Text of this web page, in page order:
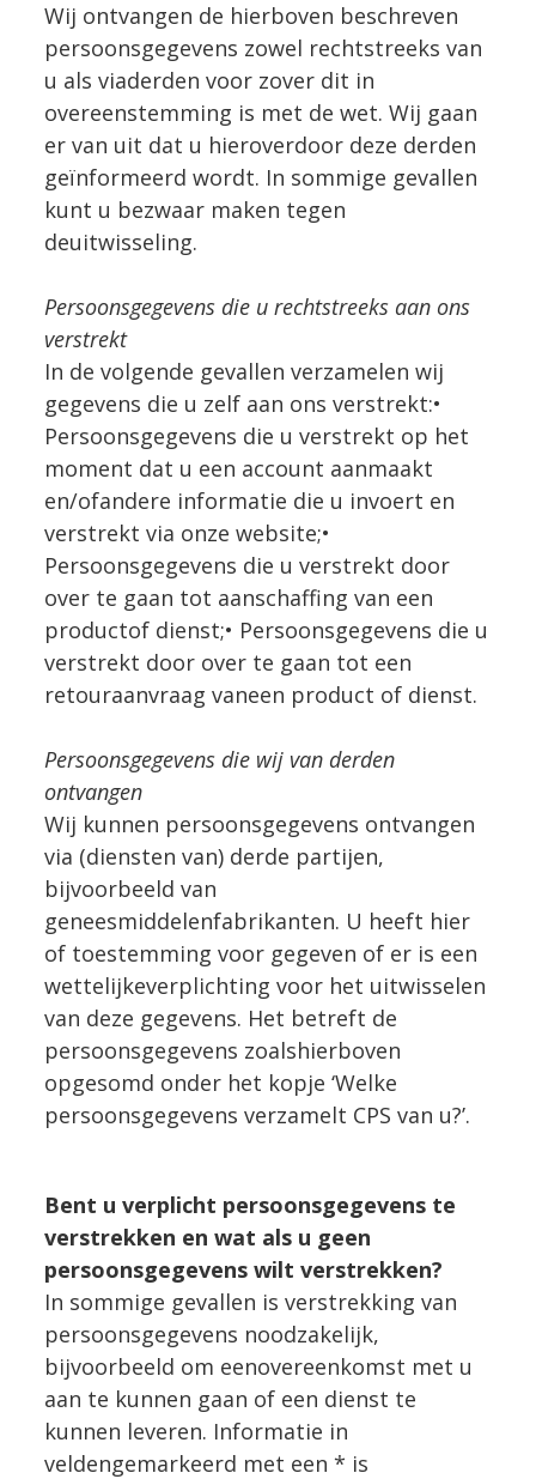
Wij ontvangen de hierboven beschreven
persoonsgegevens zowel rechtstreeks van
u als viaderden voor zover dit in
overeenstemming is met de wet. Wij gaan
er van uit dat u hieroverdoor deze derden
geïnformeerd wordt. In sommige gevallen
kunt u bezwaar maken tegen
deuitwisseling.
Persoonsgegevens die u rechtstreeks aan ons
verstrekt
In de volgende gevallen verzamelen wij
gegevens die u zelf aan ons verstrekt:•
Persoonsgegevens die u verstrekt op het
moment dat u een account aanmaakt
en/ofandere informatie die u invoert en
verstrekt via onze website;•
Persoonsgegevens die u verstrekt door
over te gaan tot aanschaffing van een
productof dienst;• Persoonsgegevens die u
verstrekt door over te gaan tot een
retouraanvraag vaneen product of dienst.
Persoonsgegevens die wij van derden
ontvangen
Wij kunnen persoonsgegevens ontvangen
via (diensten van) derde partijen,
bijvoorbeeld van
geneesmiddelenfabrikanten. U heeft hier
of toestemming voor gegeven of er is een
wettelijkeverplichting voor het uitwisselen
van deze gegevens. Het betreft de
persoonsgegevens zoalshierboven
opgesomd onder het kopje ‘Welke
persoonsgegevens verzamelt CPS van u?’.
Bent u verplicht persoonsgegevens te
verstrekken en wat als u geen
persoonsgegevens wilt verstrekken?
In sommige gevallen is verstrekking van
persoonsgegevens noodzakelijk,
bijvoorbeeld om eenovereenkomst met u
aan te kunnen gaan of een dienst te
kunnen leveren. Informatie in
veldengemarkeerd met een * is